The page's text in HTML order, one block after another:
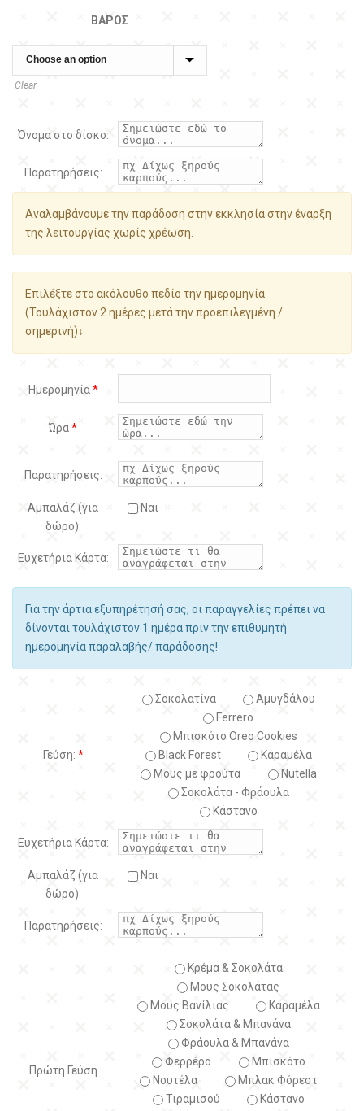
ΒΆΡΟΣ
Clear
Όνομα στο δίσκο:
Παρατηρήσεις:
Αναλαμβάνουμε την παράδοση στην εκκλησία στην έναρξη
της λειτουργίας χωρίς χρέωση.
Επιλέξτε στο ακόλουθο πεδίο την ημερομηνία.
(Τουλάχιστον 2 ημέρες μετά την προεπιλεγμένη /
σημερινή)↓
Ημερομηνία*
Ώρα*
Παρατηρήσεις:
Αμπαλάζ (για
δώρο):
Ναι
Ευχετήρια Κάρτα:
Για την άρτια εξυπηρέτησή σας, οι παραγγελίες πρέπει να
δίνονται τουλάχιστον 1 ημέρα πριν την επιθυμητή
ημερομηνία παραλαβής/ παράδοσης!
Γεύση: *
Σοκολατίνα
Αμυγδάλου
Ferrero
Μπισκότο Oreo Cookies
Black Forest
Kαραμέλα
Μους με φρούτα
Nutella
Σοκολάτα - Φράουλα
Κάστανο
Ευχετήρια Κάρτα:
Αμπαλάζ (για
δώρο):
Ναι
Παρατηρήσεις:
Πρώτη Γεύση
Κρέμα & Σοκολάτα
Μους Σοκολάτας
Μους Βανίλιας
Καραμέλα
Σοκολάτα & Μπανάνα
Φράουλα & Μπανάνα
Φερρέρο
Μπισκότο
Νουτέλα
Μπλακ Φόρεστ
Τιραμισού
Κάστανο